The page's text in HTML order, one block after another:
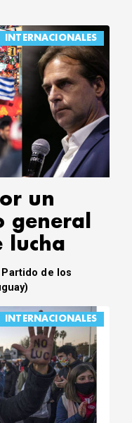
Revista
INTERNACIONALES
un
general
lucha
de los
INTERNACIONALES